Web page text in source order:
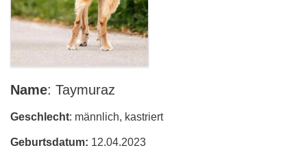
Name: Taymuraz
Geschlecht: männlich, kastriert
Geburtsdatum: 12.04.2023